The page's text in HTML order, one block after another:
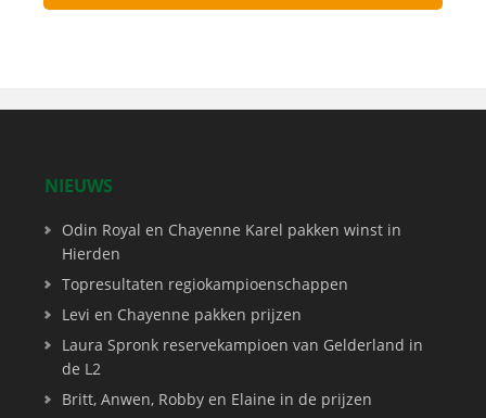
NIEUWS
Odin Royal en Chayenne Karel pakken winst in
Hierden
Topresultaten regiokampioenschappen
Levi en Chayenne pakken prijzen
Laura Spronk reservekampioen van Gelderland in
de L2
Britt, Anwen, Robby en Elaine in de prijzen